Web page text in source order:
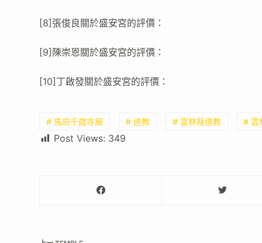
[8]張俊良關於盛安宮的評價：
[9]陳崇恩關於盛安宮的評價：
[10]丁啟發關於盛安宮的評價：
# 馬府千歲寺廟 # 道教 # 雲林縣道教 # 雲
Post Views: 349